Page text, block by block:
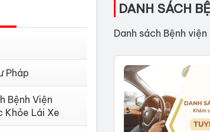
DANH SÁCH
Danh sách Bệnh
Pháp
Bệnh Viện
Khỏe Lái Xe